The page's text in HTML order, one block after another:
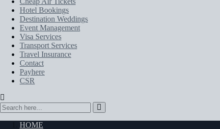
Hotel Bookings
Destination Weddings
Event Management
Visa Services
Transport Services
Travel Insurance
Contact
Payhere
CSR
HOME